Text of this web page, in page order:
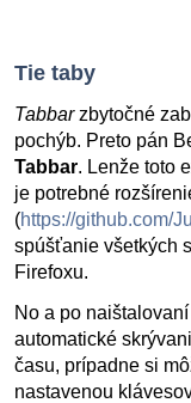
Tie taby
Tabbarzbytočné
pochýb. Preto pán
Tabbar. Lenže toto
je potrebné
(https://github.com/
spúšťanie všetkých
Firefoxu.
No a po naištalovaní
automatické
času, prípadne si
nastavenou